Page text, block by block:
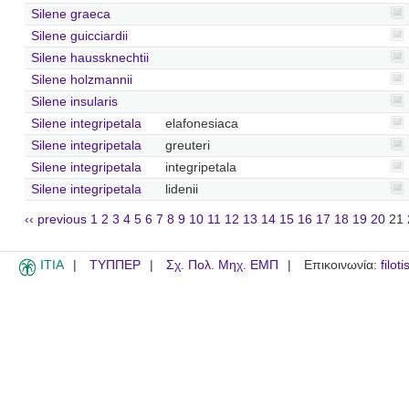
Silene graeca
Silene guicciardii
Silene haussknechtii
Silene holzmannii
Silene insularis
Silene integripetala
elafonesiaca
Silene integripetala
greuteri
Silene integripetala
integripetala
Silene integripetala
lidenii
‹‹ previous 1 2 3 4 5 6 7 8 9 10 11 12 13 14 15 16 17 18 19 20 21
ITIA ΤΥΠΠΕΡ Σχ. Πολ. Μηχ. ΕΜΠ Επικοινωνία: